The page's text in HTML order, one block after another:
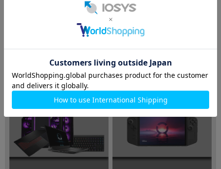
ノートパソコン デスクトップPC